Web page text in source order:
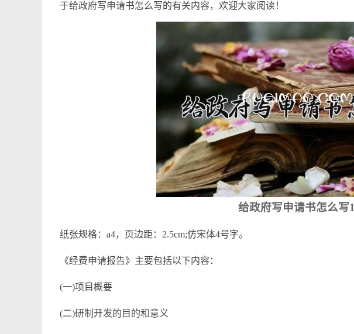
于给政府写申请书怎么写的有关内容，欢迎大家阅读！
给政府写申请书怎么写1
纸张规格：a4，页边距：2.5cm;仿宋体4号字。
《经费申请报告》主要包括以下内容：
(一)项目概要
(二)研制开发的目的和意义